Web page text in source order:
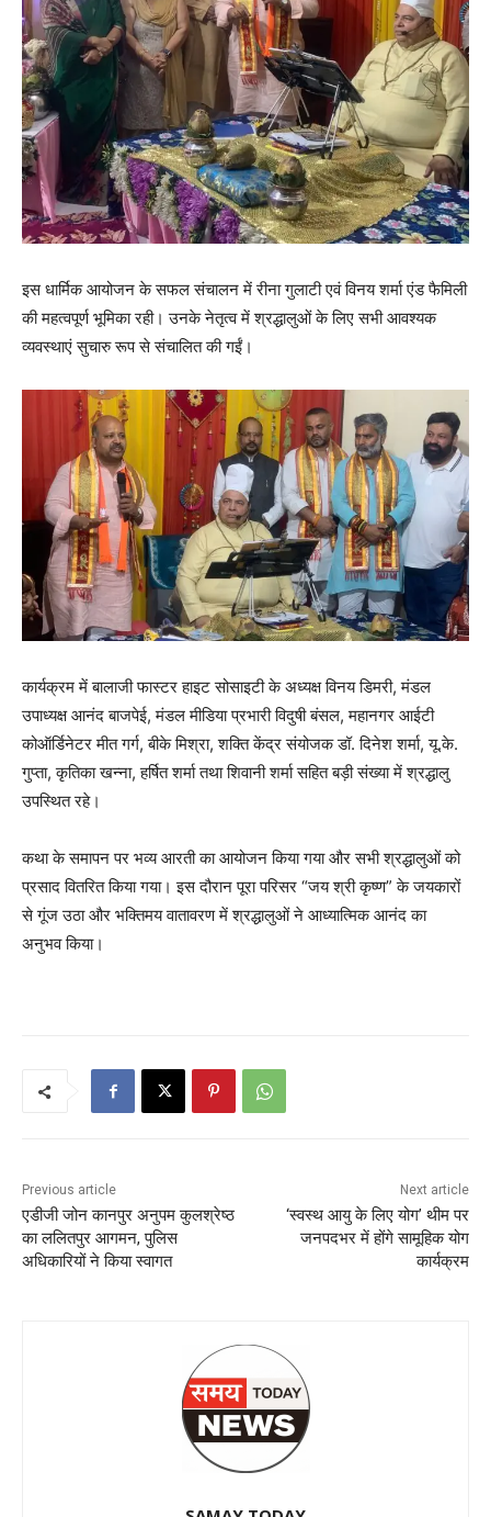
इस धार्मिक आयोजन के सफल संचालन में रीना गुलाटी एवं विनय शर्मा एंड फैमिली
की महत्वपूर्ण भूमिका रही। उनके नेतृत्व में श्रद्धालुओं के लिए सभी आवश्यक
व्यवस्थाएं सुचारु रूप से संचालित की गईं।
कार्यक्रम में बालाजी फास्टर हाइट सोसाइटी के अध्यक्ष विनय डिमरी, मंडल
उपाध्यक्ष आनंद बाजपेई, मंडल मीडिया प्रभारी विदुषी बंसल, महानगर आईटी
कोऑर्डिनेटर मीत गर्ग, बीके मिश्रा, शक्ति केंद्र संयोजक डॉ. दिनेश शर्मा, यू.के.
गुप्ता, कृतिका खन्ना, हर्षित शर्मा तथा शिवानी शर्मा सहित बड़ी संख्या में श्रद्धालु
उपस्थित रहे।
कथा के समापन पर भव्य आरती का आयोजन किया गया और सभी श्रद्धालुओं को
प्रसाद वितरित किया गया। इस दौरान पूरा परिसर “जय श्री कृष्ण” के जयकारों
से गूंज उठा और भक्तिमय वातावरण में श्रद्धालुओं ने आध्यात्मिक आनंद का
अनुभव किया।
Previous article
एडीजी जोन कानपुर अनुपम कुलश्रेष्ठ
का ललितपुर आगमन, पुलिस
अधिकारियों ने किया स्वागत
Next article
‘स्वस्थ आयु के लिए योग’ थीम पर
जनपदभर में होंगे सामूहिक योग
कार्यक्रम